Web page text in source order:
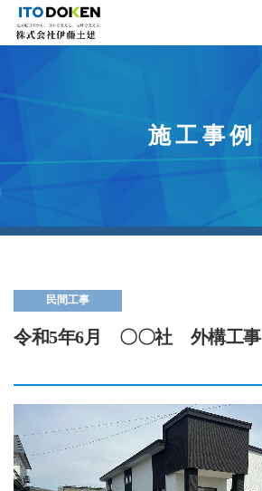
施工事例
民間工事
令和5年6月 〇〇社 外構工事